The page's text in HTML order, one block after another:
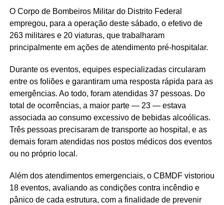
O Corpo de Bombeiros Militar do Distrito Federal
empregou, para a operação deste sábado, o efetivo de
263 militares e 20 viaturas, que trabalharam
principalmente em ações de atendimento pré-hospitalar.
Durante os eventos, equipes especializadas circularam
entre os foliões e garantiram uma resposta rápida para as
emergências. Ao todo, foram atendidas 37 pessoas. Do
total de ocorrências, a maior parte — 23 — estava
associada ao consumo excessivo de bebidas alcoólicas.
Três pessoas precisaram de transporte ao hospital, e as
demais foram atendidas nos postos médicos dos eventos
ou no próprio local.
Além dos atendimentos emergenciais, o CBMDF vistoriou
18 eventos, avaliando as condições contra incêndio e
pânico de cada estrutura, com a finalidade de prevenir